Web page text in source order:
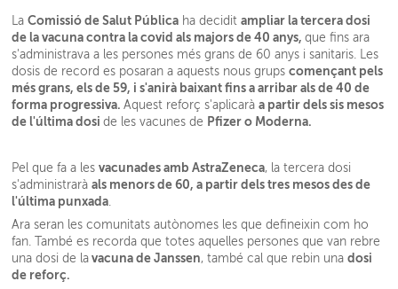
LaComissió de Salut Pública ha deciditampliar la tercera dosi
de la vacuna contra la covid als majors de 40 anys,que fins ara
s'administrava a les persones més grans de 60 anys i sanitaris. Les
dosis de record es posaran a aquests nous grupscomençant pels
més grans, els de 59, i s'anirà baixant fins a arribar als de 40 de
forma progressiva.Aquest reforç s'aplicaràa partir dels sis mesos
de l'última doside les vacunes de Pfizer o Moderna.
Pel que fa a lesvacunades amb AstraZeneca, la tercera dosi
s'administraràals menors de 60, a partir dels tres mesos des de
l'última punxada.
Ara seran les comunitats autònomes les que defineixin com ho
fan. També es recorda que totes aquelles persones que van rebre
una dosi de la vacuna de Janssen, també cal que rebin unadosi
de reforç.